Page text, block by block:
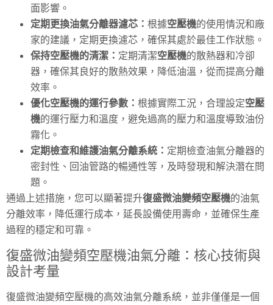
面影響。
定期更換油氣分離器濾芯： 根據空壓機的使用情況和廠
家的建議，定期更換濾芯，確保其處於最佳工作狀態。
保持空壓機的清潔： 定期清潔空壓機的散熱器和冷卻
器，確保其良好的散熱效果，降低油溫，從而提高分離
效率。
優化空壓機的運行參數： 根據實際工況，合理設定空壓
機的運行壓力和溫度，避免過高的壓力和溫度導致油份
霧化。
定期檢查和維護油氣分離系統： 定期檢查油氣分離器的
密封性、回油管路的暢通性等，及時發現和解決潛在問
題。
通過上述措施，您可以顯著提升復盛微油變頻空壓機的油氣
分離效率，降低運行成本，延長設備使用壽命，並確保生產
過程的穩定和可靠。
復盛微油變頻空壓機油氣分離：核心技術與
設計考量
復盛微油變頻空壓機的高效油氣分離系統，並非僅僅是一個